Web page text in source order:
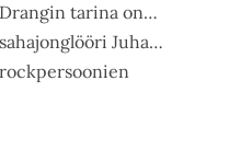
tarina on…
Juha…